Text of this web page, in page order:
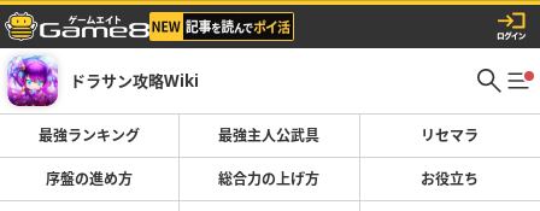
ドラサン攻略Wiki
最強ランキング 最強主人公武具 リセマラ
序盤の進め方 総合力の上げ方 お役立ち